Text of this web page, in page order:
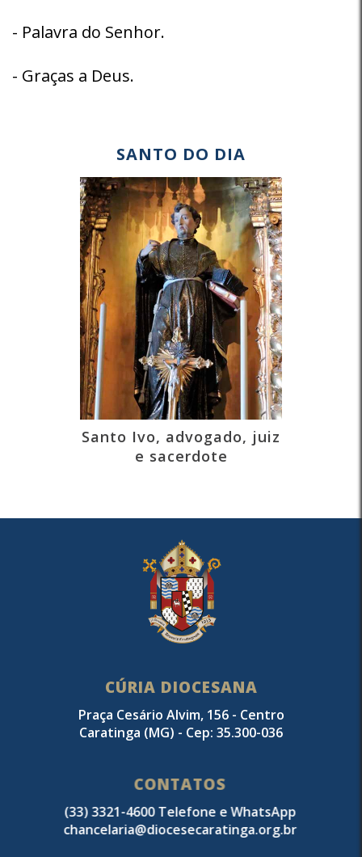
- Palavra do Senhor.
- Graças a Deus.
SANTO DO DIA
Santo Ivo, advogado, juiz
e sacerdote
CÚRIA DIOCESANA
Praça Cesário Alvim, 156 - Centro
Caratinga (MG) - Cep: 35.300-036
CONTATOS
(33) 3321-4600 Telefone e WhatsApp
chancelaria@diocesecaratinga.org.br